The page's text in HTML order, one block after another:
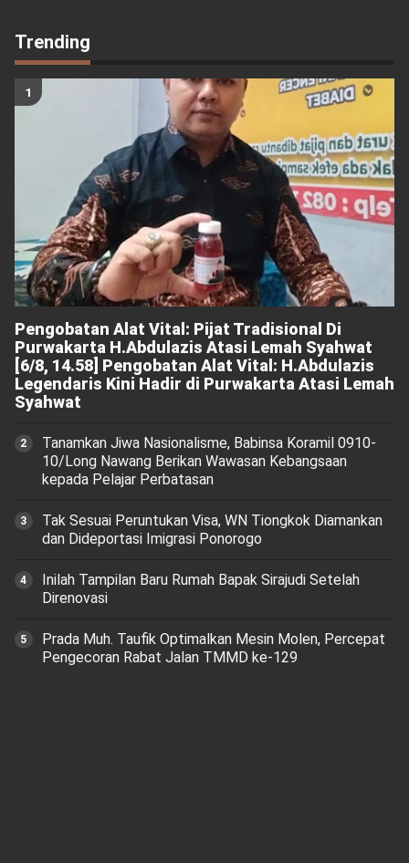
Trending
Pengobatan Alat Vital: Pijat Tradisional Di
Purwakarta H.Abdulazis Atasi Lemah Syahwat
[6/8, 14.58] Pengobatan Alat Vital: H.Abdulazis
Legendaris Kini Hadir di Purwakarta Atasi Lemah
Syahwat
Tanamkan Jiwa Nasionalisme, Babinsa Koramil 0910-
10/Long Nawang Berikan Wawasan Kebangsaan
kepada Pelajar Perbatasan
Tak Sesuai Peruntukan Visa, WN Tiongkok Diamankan
dan Dideportasi Imigrasi Ponorogo
Inilah Tampilan Baru Rumah Bapak Sirajudi Setelah
Direnovasi
Prada Muh. Taufik Optimalkan Mesin Molen, Percepat
Pengecoran Rabat Jalan TMMD ke-129